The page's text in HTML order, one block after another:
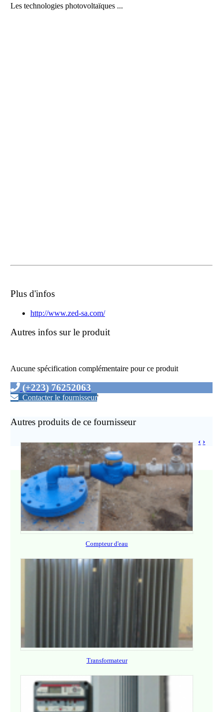
Les technologies photovoltaïques ...
Plus d'infos
http://www.zed-sa.com/
Autres infos sur le produit
Aucune spécification complémentaire pour ce produit
(+223) 76252063
Contacter le fournisseur'
Autres produits de ce fournisseur
Compteur d'eau
Transformateur
‹ ›